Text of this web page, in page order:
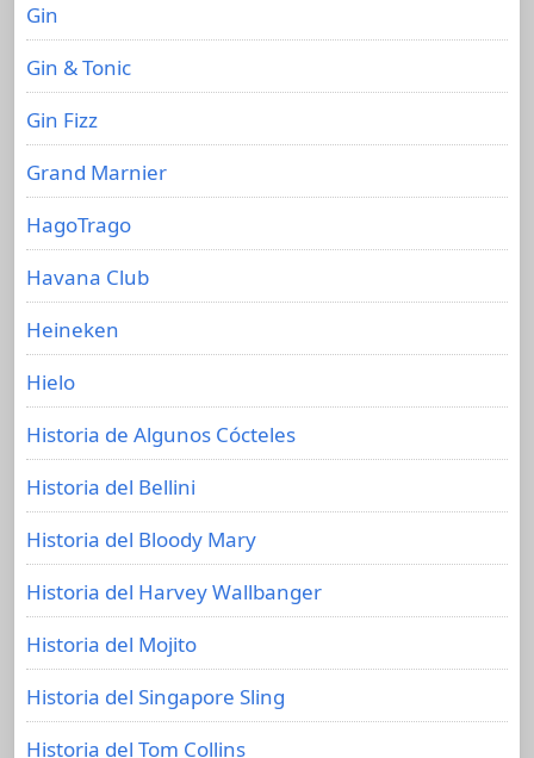
Gin
Gin & Tonic
Gin Fizz
Grand Marnier
HagoTrago
Havana Club
Heineken
Hielo
Historia de Algunos Cócteles
Historia del Bellini
Historia del Bloody Mary
Historia del Harvey Wallbanger
Historia del Mojito
Historia del Singapore Sling
Historia del Tom Collins